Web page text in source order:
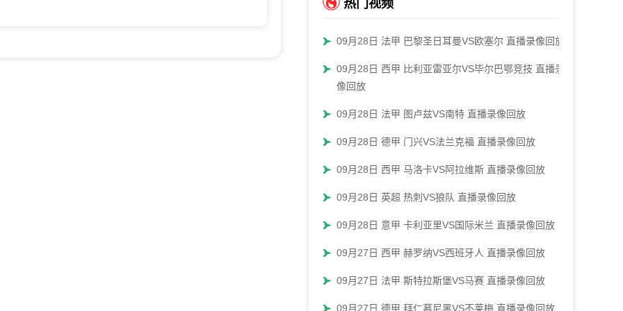
热门视频
09月28日 法甲 巴黎圣日耳曼VS欧塞尔 直播录像回放
09月28日 西甲 比利亚雷亚尔VS毕尔巴鄂竞技 直播录
像回放
09月28日 法甲 图卢兹VS南特 直播录像回放
09月28日 德甲 门兴VS法兰克福 直播录像回放
09月28日 西甲 马洛卡VS阿拉维斯 直播录像回放
09月28日 英超 热刺VS狼队 直播录像回放
09月28日 意甲 卡利亚里VS国际米兰 直播录像回放
09月27日 西甲 赫罗纳VS西班牙人 直播录像回放
09月27日 法甲 斯特拉斯堡VS马赛 直播录像回放
09月27日 德甲 拜仁慕尼黑VS不莱梅 直播录像回放